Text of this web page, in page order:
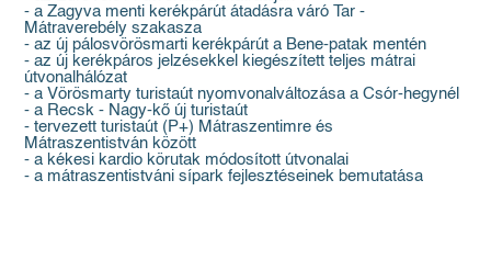
- a Zagyva menti kerékpárút átadásra váró Tar -
Mátraverebély szakasza
- az új pálosvörösmarti kerékpárút a Bene-patak mentén
- az új kerékpáros jelzésekkel kiegészített teljes mátrai
útvonalhálózat
- a Vörösmarty turistaút nyomvonalváltozása a Csór-hegynél
- a Recsk - Nagy-kő új turistaút
- tervezett turistaút (P+) Mátraszentimre és
Mátraszentistván között
- a kékesi kardio körutak módosított útvonalai
- a mátraszentistváni sípark fejlesztéseinek bemutatása